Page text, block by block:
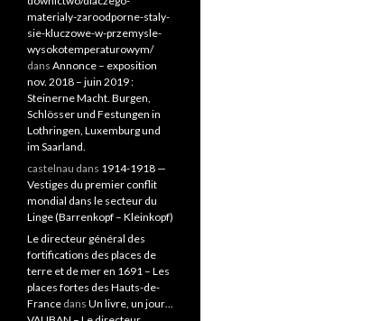
materialy-zaroodporne-staly-
sie-kluczowe-w-przemysle-
wysokotemperaturowym/
dans Annonce – exposition
nov. 2018 – juin 2019 :
Steinerne Macht. Burgen,
Schlösser und Festungen in
Lothringen, Luxemburg und
im Saarland.
castelnau dans 1914-1918 —
Vestiges du premier conflit
mondial dans le secteur du
Linge (Barrenkopf – Kleinkopf)
Le directeur général des
fortifications des places de
terre et de mer en 1691 – Les
places fortes des Hauts-de-
France dans Un livre, un jour…